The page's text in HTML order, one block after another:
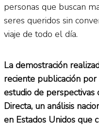
personas que buscan
seres queridos sin
viaje de todo el día.
La demostración
reciente publicación
estudio de perspectivas
Directa, un análisis
en Estados Unidos que